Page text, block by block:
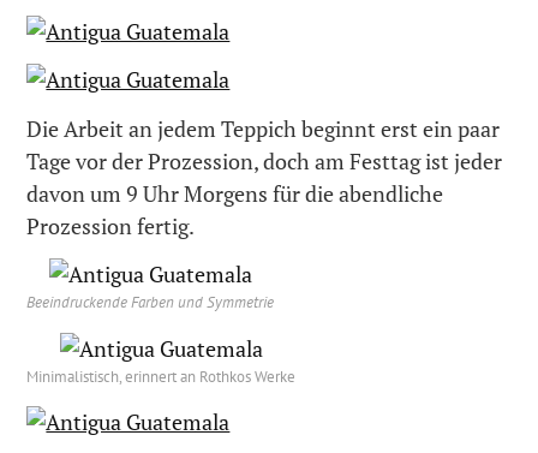
Die Arbeit an jedem Teppich beginnt erst ein paar
Tage vor der Prozession, doch am Festtag ist jeder
davon um 9 Uhr Morgens für die abendliche
Prozession fertig.
Beeindruckende Farben und Symmetrie
Minimalistisch, erinnert an Rothkos Werke